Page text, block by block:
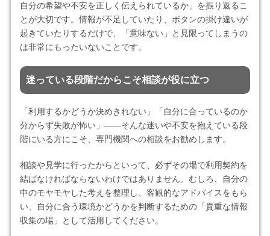
自分の希望や不安を正しく伝えられているか」を振り返るこ
とが大切です。情報が不足していたり、ボタンの掛け違いが
起きていたりするだけで、「意味ない」と見限ってしまうの
は非常にもったいないことです。
迷っている段階だからこそ相談が役に立つ
「利用するかどうか決めきれない」「自分に合っているのか
分からず失敗が怖い」——そんな迷いや不安を抱えている段
階にいる方にこそ、専門機関への相談をお勧めします。
相談や見学に行ったからといって、必ずその場で利用契約を
結ばなければならないわけではありません。むしろ、自分の
中のモヤモヤした考えを整理し、客観的なアドバイスをもら
い、自分に合う環境かどうかを判断するための「貴重な情報
収集の場」として活用してください。